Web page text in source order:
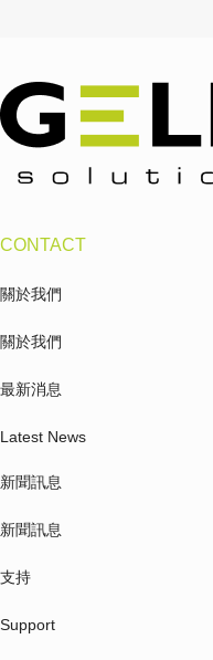
CONTACT
關於我們
關於我們
最新消息
Latest News
新聞訊息
新聞訊息
支持
Support